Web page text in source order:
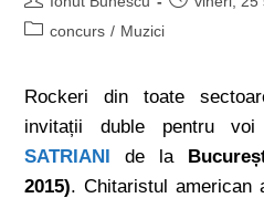
concurs / Muzici
Rockeri din toate
invitații duble pentru
SATRIANI de la
2015). Chitaristul american